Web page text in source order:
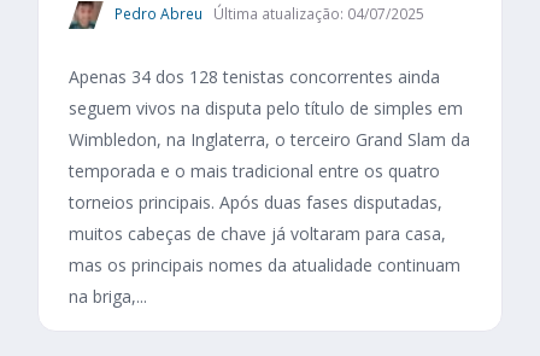
Pedro Abreu Última atualização: 04/07/2025
Apenas 34 dos 128 tenistas concorrentes ainda
seguem vivos na disputa pelo título de simples em
Wimbledon, na Inglaterra, o terceiro Grand Slam da
temporada e o mais tradicional entre os quatro
torneios principais. Após duas fases disputadas,
muitos cabeças de chave já voltaram para casa,
mas os principais nomes da atualidade continuam
na briga,...